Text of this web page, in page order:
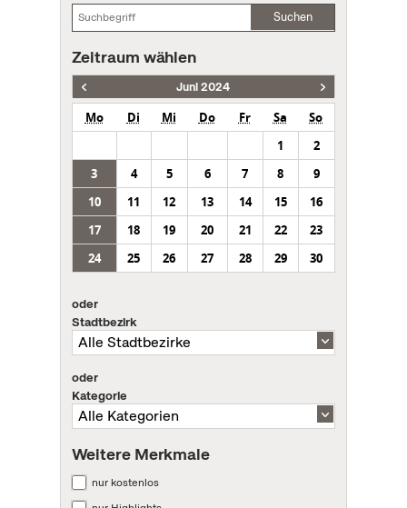
Suchen
Zeitraum wählen
Juni 2024
Mo Di Mi Do Fr Sa
So
1
2
3
4 5 6 7 8
9
10
11 12 13 14 15
16
17
18 19 20 21 22
23
24
25 26 27 28 29 30
oder
Stadtbezirk
oder
Kategorie
Weitere Merkmale
nur kostenlos